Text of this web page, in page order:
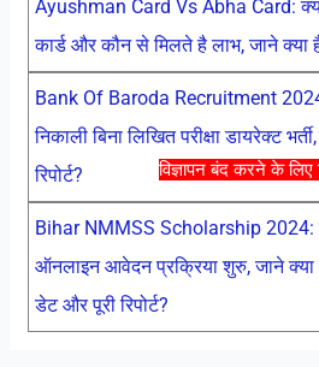
विज्ञापन बंद करने के
Ayushman Card Vs Abha Card:
कार्ड और कौन से मिलते है लाभ, जाने क्या है
Bank Of Baroda Recruitment
निकाली बिना लिखित परीक्षा डायरेक्ट
रिपोर्ट?
Bihar NMMSS Scholarship 2024:
ऑनलाइन आवेदन प्रक्रिया शुरु, जाने क्या
डेट और पूरी रिपोर्ट?